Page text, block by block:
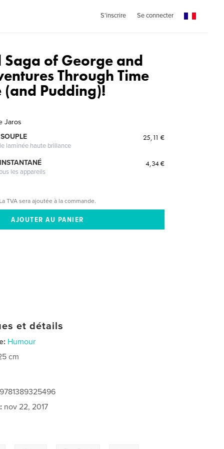
S'inscrire Se connecter
Saga of George and
Through Time
(and Pudding)!
Jaros
laminée haute brillance
25,11 €
les appareils
4,34 €
La TVA sera ajoutée à la commande.
et détails
Humour
cm
nov 22, 2017